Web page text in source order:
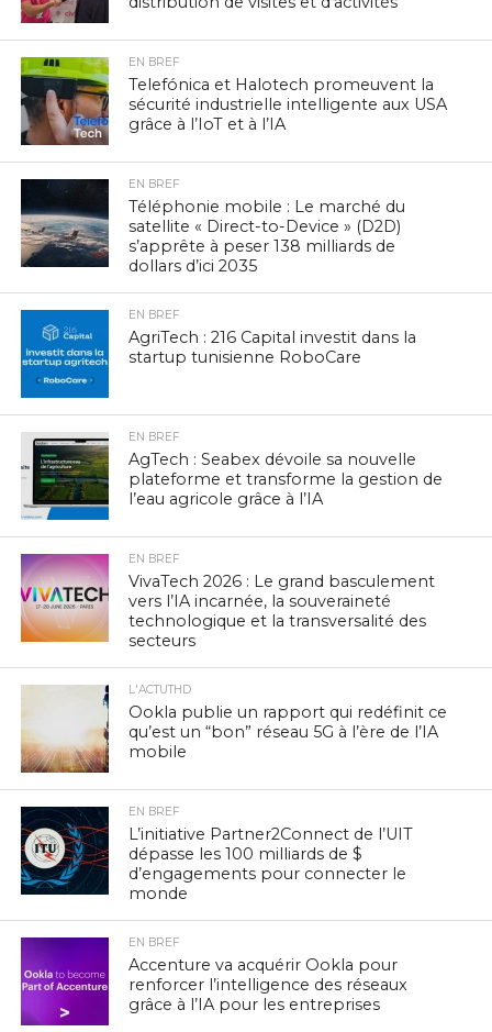
EN BREF
Telefónica et Halotech promeuvent la
sécurité industrielle intelligente aux USA
grâce à l’IoT et à l’IA
EN BREF
Téléphonie mobile : Le marché du
satellite « Direct-to-Device » (D2D)
s’apprête à peser 138 milliards de
dollars d’ici 2035
EN BREF
AgriTech : 216 Capital investit dans la
startup tunisienne RoboCare
EN BREF
AgTech : Seabex dévoile sa nouvelle
plateforme et transforme la gestion de
l’eau agricole grâce à l’IA
EN BREF
VivaTech 2026 : Le grand basculement
vers l’IA incarnée, la souveraineté
technologique et la transversalité des
secteurs
L'ACTUTHD
Ookla publie un rapport qui redéfinit ce
qu’est un “bon” réseau 5G à l’ère de l’IA
mobile
EN BREF
L’initiative Partner2Connect de l’UIT
dépasse les 100 milliards de $
d’engagements pour connecter le
monde
EN BREF
Accenture va acquérir Ookla pour
renforcer l’intelligence des réseaux
grâce à l’IA pour les entreprises